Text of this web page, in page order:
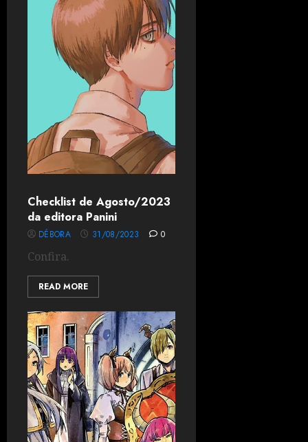
Checklist de Agosto/2023
da editora Panini
DÉBORA 31/08/2023 0
Confira.
READ MORE